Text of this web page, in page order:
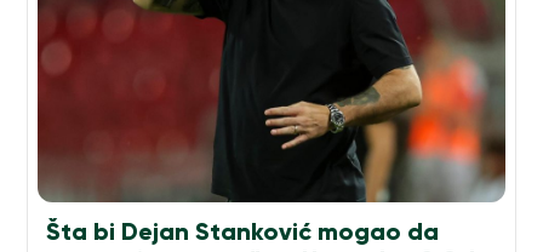
Šta bi Dejan Stanković mogao da